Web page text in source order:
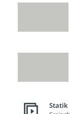
Statik